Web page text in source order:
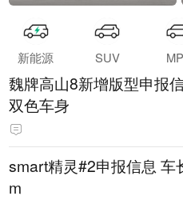
新能源 SUV
魏牌高山8新增版型申报
双色车身
smart精灵#2申报信息 车
m